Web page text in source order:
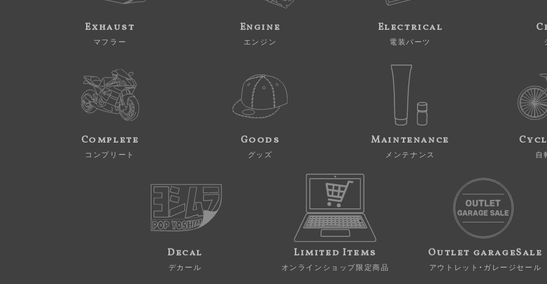
Exhaust
マフラー
Engine
エンジン
Electrical
電装パーツ
Complete
コンプリート
Goods
グッズ
Maintenance
メンテナンス 自
Decal
デカール
Limited Items
オンラインショップ限定商品
Outlet garageSale
アウトレット・ガレージセール